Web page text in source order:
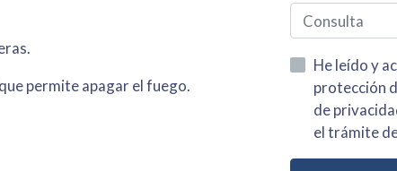
permite apagar el fuego.
He leído y acepto la
protección de datos asi como
de privacidad y acepto el tratamiento de mis
el trámite